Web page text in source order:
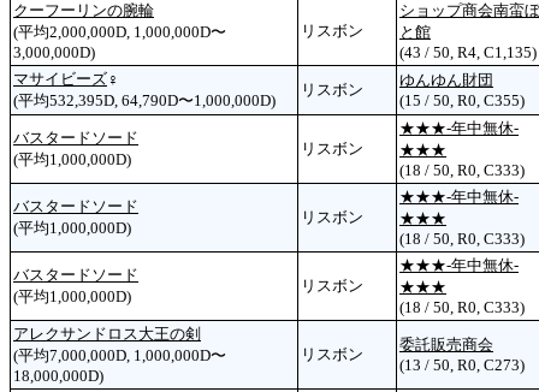
クーフーリンの腕輪
(平均2,000,000D, 1,000,000D〜
3,000,000D)
リスボン
ショップ商会南蛮
と館
(43 / 50, R4, C1,135)
マサイビーズ ♀
(平均532,395D, 64,790D〜1,000,000D)
リスボン
ゆんゆん財団
(15 / 50, R0, C355)
バスタードソード
(平均1,000,000D)
リスボン
★★★‐年中無休‐
★★★
(18 / 50, R0, C333)
バスタードソード
(平均1,000,000D)
リスボン
★★★‐年中無休‐
★★★
(18 / 50, R0, C333)
バスタードソード
(平均1,000,000D)
リスボン
★★★‐年中無休‐
★★★
(18 / 50, R0, C333)
アレクサンドロス大王の剣
(平均7,000,000D, 1,000,000D〜
18,000,000D)
リスボン
委託販売商会
(13 / 50, R0, C273)